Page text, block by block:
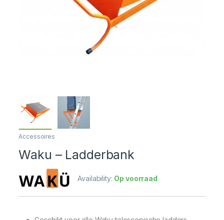
Accessoires
Waku – Ladderbank
Availability: Op voorraad